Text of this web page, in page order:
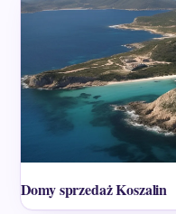
Domy sprzedaż Koszalin